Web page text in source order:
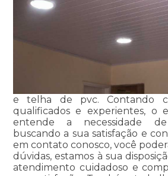
e telha de pvc. Contando
qualificados e experientes, o
entende a necessidade
buscando a sua satisfação e
em contato conosco, você
dúvidas, estamos à sua
atendimento cuidadoso e